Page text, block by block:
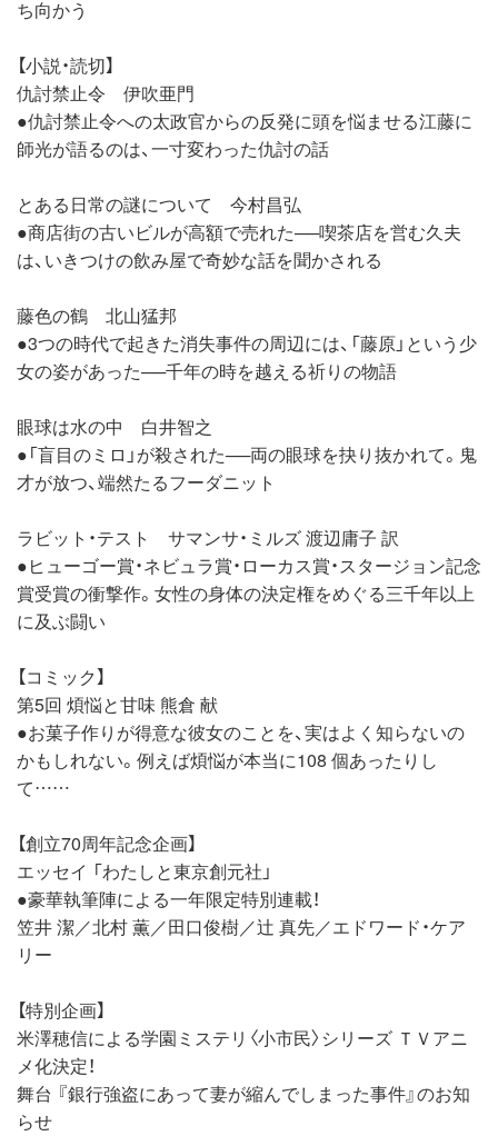
ち向かう
【小説・読切】
仇討禁止令 伊吹亜門
●仇討禁止令への太政官からの反発に頭を悩ませる江藤に
師光が語るのは、一寸変わった仇討の話
とある日常の謎について 今村昌弘
●商店街の古いビルが高額で売れた──喫茶店を営む久夫
は、いきつけの飲み屋で奇妙な話を聞かされる
藤色の鶴 北山猛邦
●3つの時代で起きた消失事件の周辺には、「藤原」という少
女の姿があった──千年の時を越える祈りの物語
眼球は水の中 白井智之
●「盲目のミロ」が殺された──両の眼球を抉り抜かれて。鬼
才が放つ、端然たるフーダニット
ラビット・テスト サマンサ・ミルズ 渡辺庸子 訳
●ヒューゴー賞・ネビュラ賞・ローカス賞・スタージョン記念
賞受賞の衝撃作。女性の身体の決定権をめぐる三千年以上
に及ぶ闘い
【コミック】
第5回 煩悩と甘味 熊倉 献
●お菓子作りが得意な彼女のことを、実はよく知らないの
かもしれない。例えば煩悩が本当に108 個あったりし
て……
【創立70周年記念企画】
エッセイ 「わたしと東京創元社」
●豪華執筆陣による一年限定特別連載！
笠井 潔／北村 薫／田口俊樹／辻 真先／エドワード・ケア
リー
【特別企画】
米澤穂信による学園ミステリ〈小市民〉シリーズ ＴＶアニ
メ化決定！
舞台 『銀行強盗にあって妻が縮んでしまった事件』のお知
らせ